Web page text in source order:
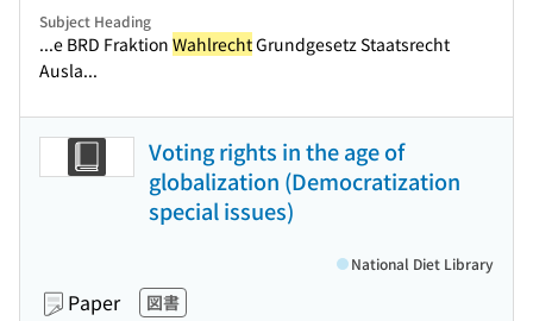
Subject Heading
...e BRD Fraktion WahlrechtGrundgesetz Staatsrecht
Ausla...
Voting rights in the age of
globalization (Democratization
special issues)
Paper 図書
National Diet Library